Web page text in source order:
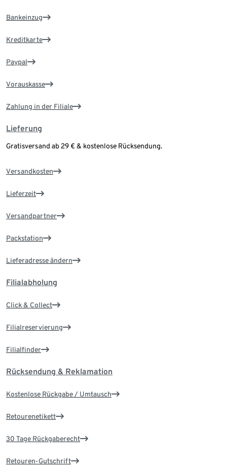
Bankeinzug
Kreditkarte
Paypal
Vorauskasse
Zahlung in der Filiale
Lieferung
Gratisversand ab 29 € & kostenlose Rücksendung.
Versandkosten
Lieferzeit
Versandpartner
Packstation
Lieferadresse ändern
Filialabholung
Click & Collect
Filialreservierung
Filialfinder
Rücksendung & Reklamation
Kostenlose Rückgabe / Umtausch
Retourenetikett
30 Tage Rückgaberecht
Retouren-Gutschrift